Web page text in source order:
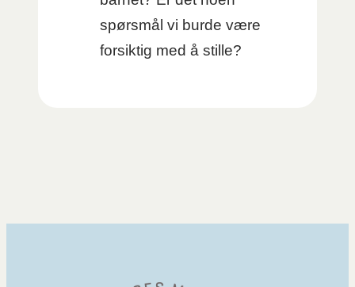
spørsmål vi burde være
forsiktig med å stille?